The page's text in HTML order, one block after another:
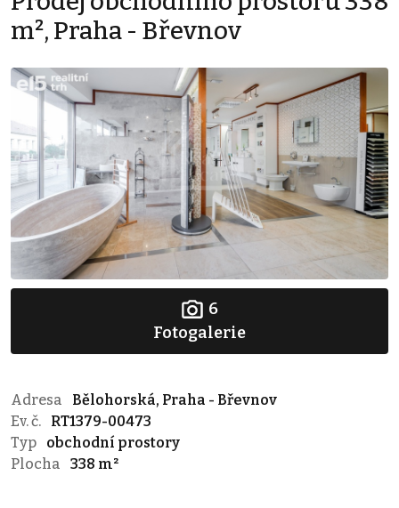
m², Praha - Břevnov
6
Fotogalerie
Adresa
Bělohorská, Praha - Břevnov
Ev. č.
RT1379-00473
Typ
obchodní prostory
Plocha
338 m²